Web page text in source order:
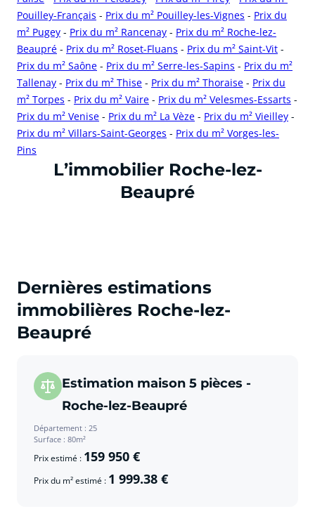
Pouilley-Français - Prix du m² Pouilley-les-Vignes - Prix du
m² Pugey - Prix du m² Rancenay - Prix du m² Roche-lez-
Beaupré - Prix du m² Roset-Fluans - Prix du m² Saint-Vit -
Prix du m² Saône - Prix du m² Serre-les-Sapins - Prix du m²
Tallenay - Prix du m² Thise - Prix du m² Thoraise - Prix du
m² Torpes - Prix du m² Vaire - Prix du m² Velesmes-Essarts -
Prix du m² Venise - Prix du m² La Vèze - Prix du m² Vieilley -
Prix du m² Villars-Saint-Georges - Prix du m² Vorges-les-
Pins
cliquer pour afficher plus du text
L’immobilier Roche-lez-
Beaupré
Dernières estimations
immobilières Roche-lez-
Beaupré
Estimation maison 5 pièces -
Roche-lez-Beaupré
Département : 25
Surface : 80m²
Prix estimé : 159 950 €
Prix du m² estimé : 1 999.38 €